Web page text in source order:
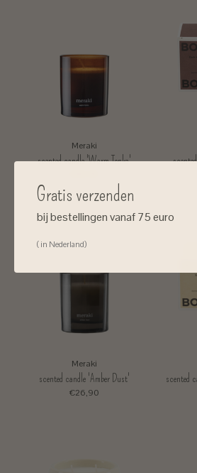
Meraki
scented candle 'Warm Tonka'
Meraki
scented candle 'Amber Dust'
€26,90
scented
Gratis verzenden
bij bestellingen vanaf 75 euro
( in Nederland)